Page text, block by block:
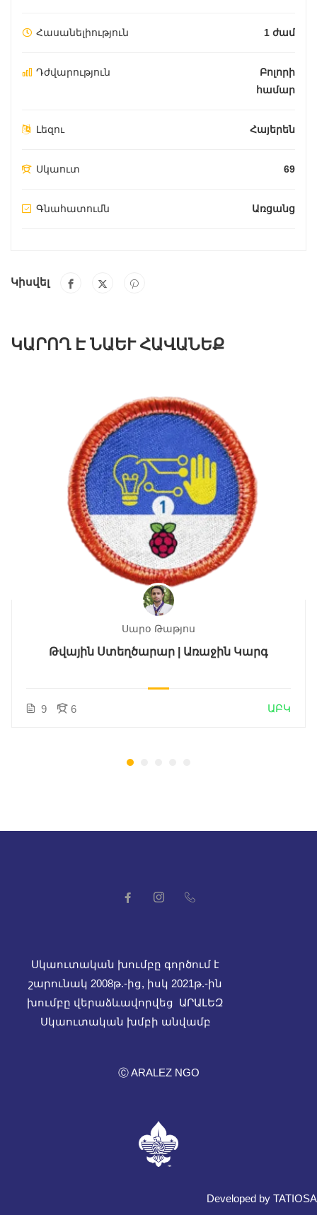
Հասանելիություն 1 ժամ
Դժվարություն
Բոլորի
համար
Լեզու Հայերեն
Սկաուտ 69
Գնահատումն Առցանց
Կիսվել
ԿԱՐՈՂ Է ՆԱԵՒ ՀԱՎԱՆԵՔ
Սարօ Թաթյոս
Թվային Ստեղծարար | Առաջին Կարգ
9 6 ԱԲԿ
Սկաուտական խումբը գործում է
շարունակ 2008թ.-ից, իսկ 2021թ.-ին
խումբը վերաձևավորվեց ԱՐԱԼԵԶ
Սկաուտական խմբի անվամբ
Ⓒ ARALEZ NGO
Developed by TATIOSA